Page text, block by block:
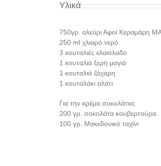
Υλικά
750γρ. αλεύρι Αφοί Κεραμάρη
250 ml χλιαρό νερό
3 κουταλιές ελαιόλαδο
1 κουταλιά ξερή μαγιά
1 κουταλιά ζάχαρη
1 κουταλάκι αλάτι
Για την κρέμα σοκολάτας
200 γρ. σοκολάτα κουβερτούρα
100 γρ. Μακεδονικό ταχίνι